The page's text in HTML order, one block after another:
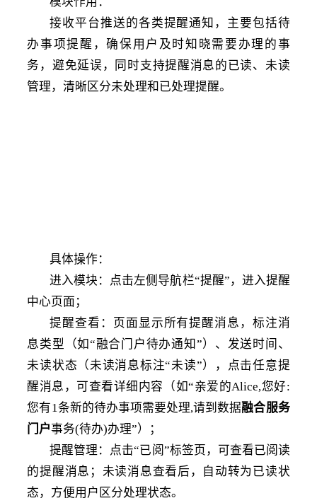
接收平台推送的各类提醒通知，主要包括待
办事项提醒，确保用户及时知晓需要办理的事
务，避免延误，同时支持提醒消息的已读、未读
管理，清晰区分未处理和已处理提醒。
具体操作：
进入模块：点击左侧导航栏“提醒”，进入提醒
中心页面；
提醒查看：页面显示所有提醒消息，标注消
息类型（如“融合门户待办通知”）、发送时间、
未读状态（未读消息标注“未读”），点击任意提
醒消息，可查看详细内容（如“亲爱的Alice,您好:
您有1条新的待办事项需要处理,请到数据融合服务
门户事务(待办)办理”）；
提醒管理：点击“已阅”标签页，可查看已阅读
的提醒消息；未读消息查看后，自动转为已读状
态，方便用户区分处理状态。